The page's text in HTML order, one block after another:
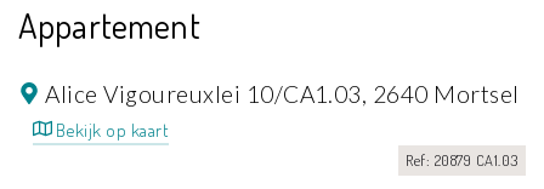
Appartement
Alice Vigoureuxlei 10/CA1.03, 2640 Mortsel
Bekijk op kaart
Ref: 20879 CA1.03